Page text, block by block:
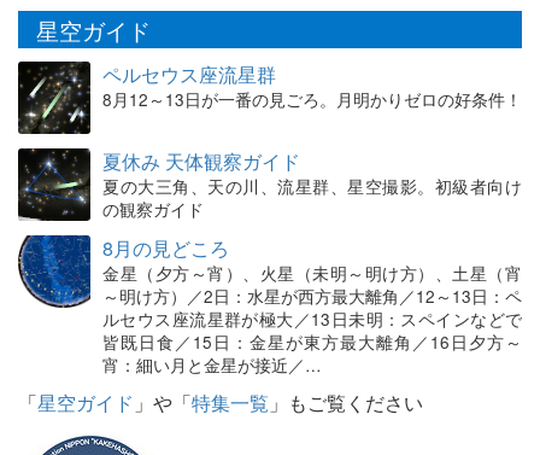
星空ガイド
ペルセウス座流星群
8月12～13日が一番の見ごろ。月明かりゼロの好条件！
夏休み 天体観察ガイド
夏の大三角、天の川、流星群、星空撮影。初級者向け
の観察ガイド
8月の見どころ
金星（夕方～宵）、火星（未明～明け方）、土星（宵
～明け方）／2日：水星が西方最大離角／12～13日：ペ
ルセウス座流星群が極大／13日未明：スペインなどで
皆既日食／15日：金星が東方最大離角／16日夕方～
宵：細い月と金星が接近／…
「星空ガイド 」や「特集一覧 」もご覧ください